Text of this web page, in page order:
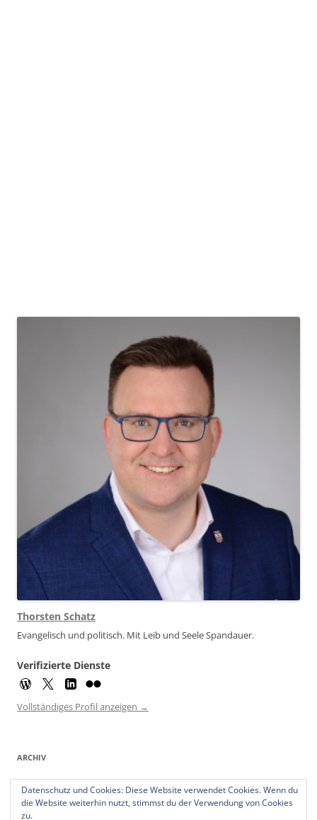
Thorsten Schatz
Evangelisch und politisch. Mit Leib und Seele Spandauer.
Verifizierte Dienste
Vollständiges Profil anzeigen →
ARCHIV
Archiv
Datenschutz und Cookies: Diese Website verwendet Cookies. Wenn du
die Website weiterhin nutzt, stimmst du der Verwendung von Cookies
zu.